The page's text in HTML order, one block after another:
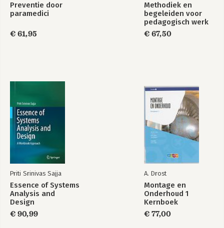
Preventie door
paramedici
€ 61,95
Methodiek en
begeleiden voor
pedagogisch werk
(combi)
€ 67,50
Priti Srinivas Sajja
Essence of Systems
Analysis and
Design
€ 90,99
A. Drost
Montage en
Onderhoud 1
Kernboek
€ 77,00